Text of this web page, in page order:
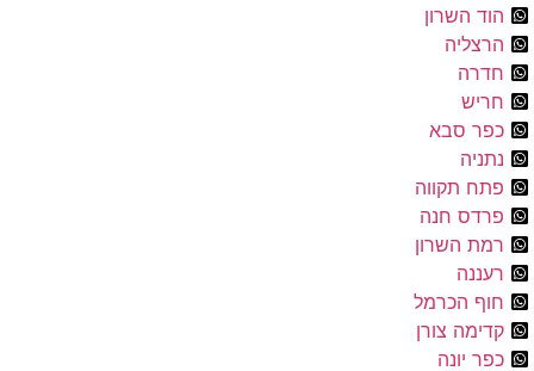
הוד השרון
הרצליה
חדרה
חריש
כפר סבא
נתניה
פתח תקווה
פרדס חנה
רמת השרון
רעננה
חוף הכרמל
קדימה צורן
כפר יונה